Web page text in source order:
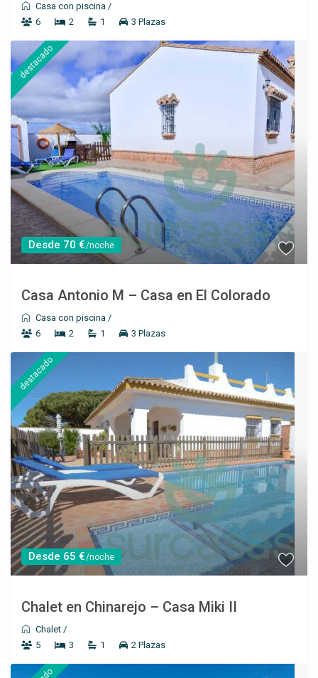
Desde 100 €
Casa Úrsula I
Ver más
Desde 100 €
Casa Úrsula III
Ver más
Casa Matías
Casa con piscina /
6
2 1 3 Plazas
Desde 70 €/noche
destacado
Casa Antonio M – Casa en El Colorado
Casa con piscina /
6
2 1 3 Plazas
Desde 65 €/noche
destacado
Chalet en Chinarejo – Casa Miki II
Chalet /
5
3 1 2 Plazas